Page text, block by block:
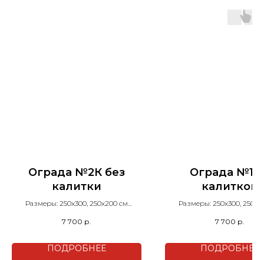
Ограда №2К без
калитки
Размеры: 250х300, 250х200 см
Высота рисунка 52 см
7 700 р.
ПОДРОБНЕЕ
Ограда №1К
калиткой
Размеры: 250х300,
Высота рисунка 60
7 700 р.
ПОДРОБНЕЕ